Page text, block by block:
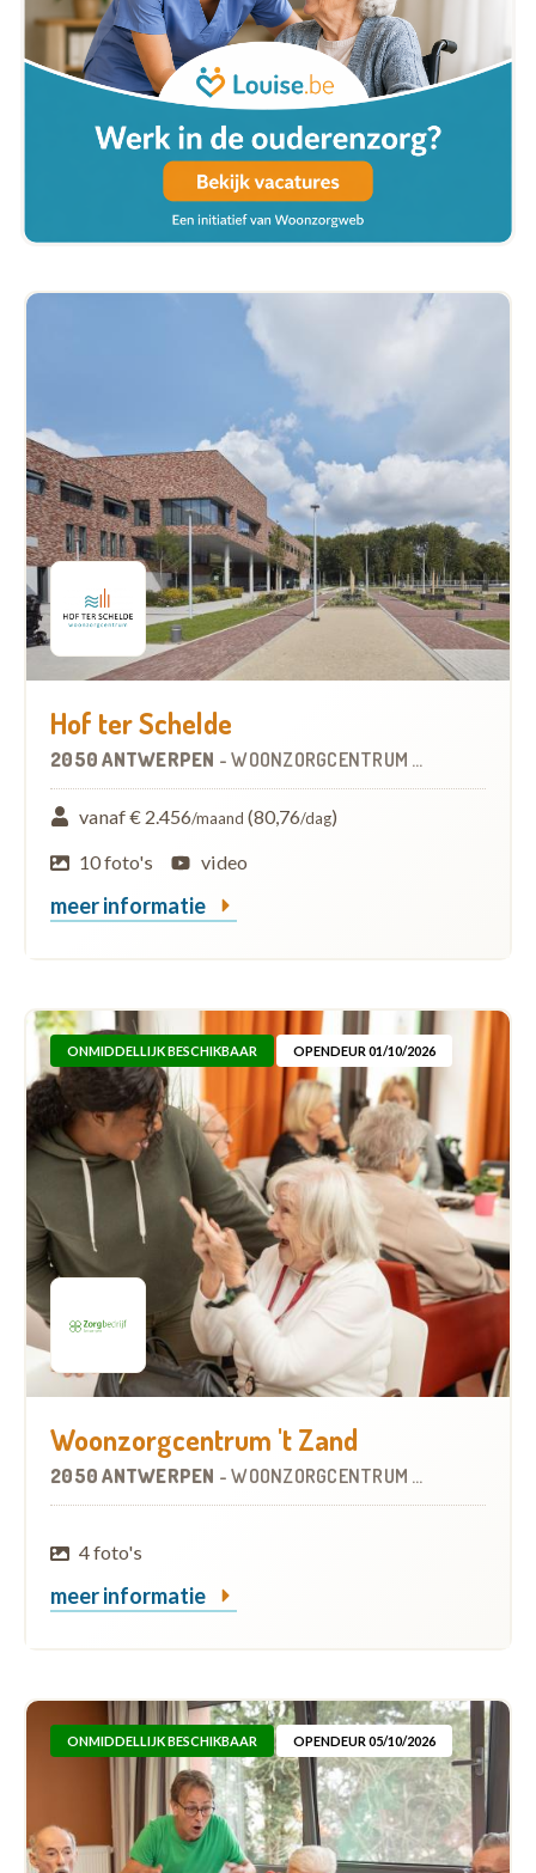
Hof ter Schelde
2050 ANTWERPEN -WOONZORGCENTRUM (WZC)
vanaf € 2.456/maand (80,76/dag)
10 foto's
video
meer informatie
ONMIDDELLIJK BESCHIKBAAR OPENDEUR 01/10/2026
Woonzorgcentrum 't Zand
2050 ANTWERPEN -WOONZORGCENTRUM (WZC)
4 foto's
meer informatie
ONMIDDELLIJK BESCHIKBAAR OPENDEUR 05/10/2026